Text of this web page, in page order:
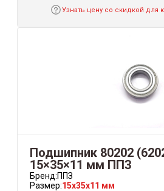
Узнать цену со скидкой для
Подшипник 80202
15×35×11 мм ППЗ
Бренд:ППЗ
Размер:15x35x11 мм